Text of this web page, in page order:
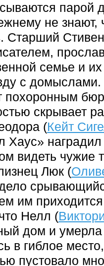
парой
не знают,
Старший
семье и
с
похоронным
скрывает
(Кейт
Хаус» наградил
видеть чужие
Люк (
им
Нелл (
дом и умерла
в гиблое
пустовало